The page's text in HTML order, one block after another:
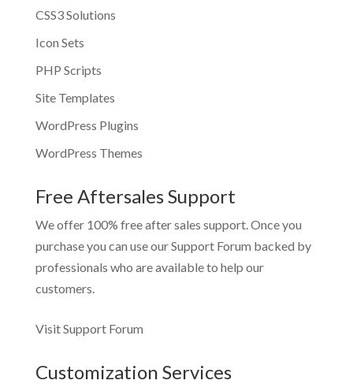
CSS3 Solutions
Icon Sets
PHP Scripts
Site Templates
WordPress Plugins
WordPress Themes
Free Aftersales Support
We offer 100% free after sales support. Once you
purchase you can use ourSupport Forum backed by
professionals who are available to help our
customers.
Visit Support Forum
Customization Services